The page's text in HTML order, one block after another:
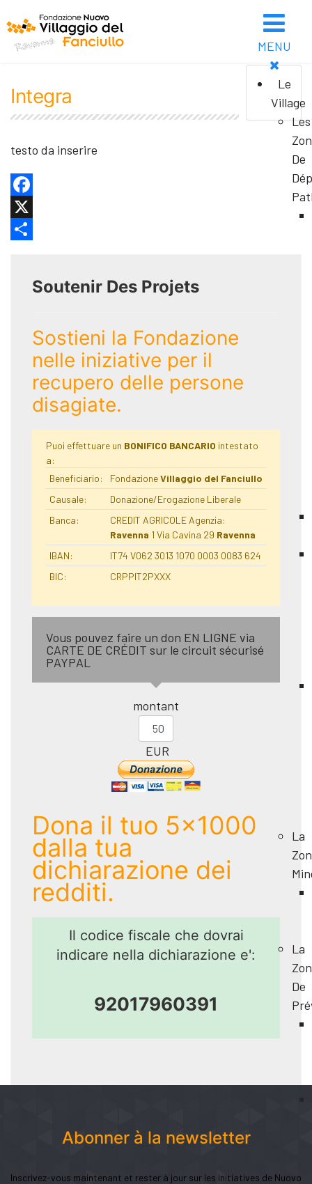
MENU
Le
Village
Les
De
La
La
De
Integra
testo da inserire
Facebook
X
Soutenir Des Projets
Sostieni la Fondazione
nelle iniziative per il
recupero delle persone
disagiate.
Puoi effettuare un BONIFICO BANCARIO intestato
a:
Beneficiario:
FondazioneVillaggio del Fanciullo
Causale:
Donazione/Erogazione Liberale
Banca:
CREDIT AGRICOLE Agenzia:
Ravenna 1 Via Cavina 29 Ravenna
IBAN:
IT74 V062 3013 1070 0003 0083 624
BIC:
CRPPIT2PXXX
Vous pouvez faire un don EN LIGNE via
CARTE DE CRÉDIT sur le circuit sécurisé
PAYPAL
montant
EUR
Dona il tuo 5x1000
dalla tua
dichiarazione dei
redditi.
Il codice fiscale che dovrai
indicare nella dichiarazione e':
92017960391
Abonner à la newsletter
Inscrivez-vous maintenant et rester à jour sur les initiatives de Nuovo